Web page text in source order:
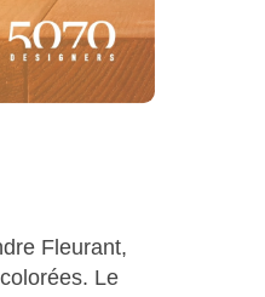
Fleurant,
Le